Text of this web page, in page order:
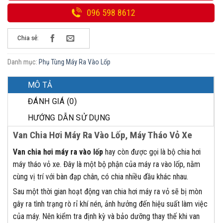
096 598 8612
Chia sẻ:
Danh mục: Phụ Tùng Máy Ra Vào Lốp
MÔ TẢ
ĐÁNH GIÁ (0)
HƯỚNG DẪN SỬ DỤNG
Van Chia Hơi Máy Ra Vào Lốp, Máy Tháo Vỏ Xe
Van chia hơi máy ra vào lốp hay còn được gọi là bộ chia hơi
máy tháo vỏ xe. Đây là một bộ phận của máy ra vào lốp, nằm
cùng vị trí với bàn đạp chân, có chia nhiều đầu khác nhau.
Sau một thời gian hoạt động van chia hơi máy ra vỏ sẽ bị mòn
gây ra tình trạng rò rỉ khí nén, ảnh hưởng đến hiệu suất làm việc
của máy. Nên kiểm tra định kỳ và bảo dưỡng thay thế khi van